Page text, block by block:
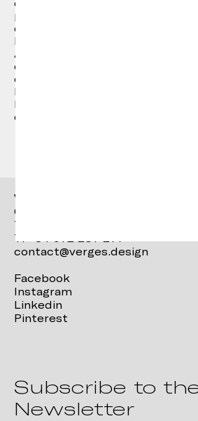
de décoration intérieure. En
propre entreprise situé dans le
de Barcelone en collaboration
Bailo, Rosa Rull, Xavi Claramunt,
Albert Civit), et en parallèle, il
collaborer avec plusieurs
d’architecture.
En 2011, il crée conjointement
Bellaubí et Nacho Ferrer de «
décoration intérieur, design et
Vergés
Ctra. Brunells s/n 17853,
Tortellà (Girona)
T. +34 972 287 277
contact@verges.design
Facebook
Instagram
Linkedin
Pinterest
Subscribe to
Newsletter